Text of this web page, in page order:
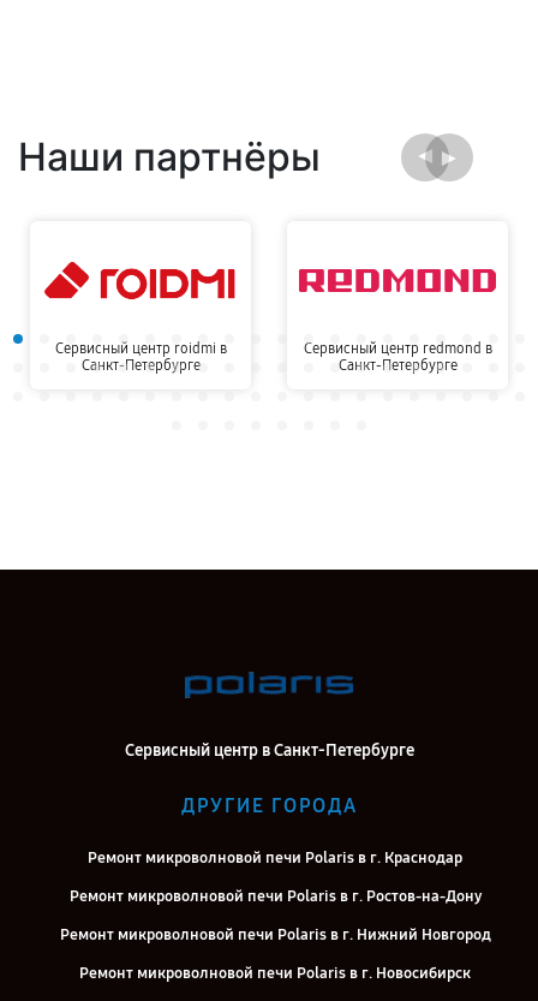
Наши партнёры
Сервисный центр roidmi в
Санкт-Петербурге
Сервисный центр redmond в
Санкт-Петербурге
Сервисный центр в Санкт-Петербурге
ДРУГИЕ ГОРОДА
Ремонт микроволновой печи Polaris в г. Краснодар
Ремонт микроволновой печи Polaris в г. Ростов-на-Дону
Ремонт микроволновой печи Polaris в г. Нижний Новгород
Ремонт микроволновой печи Polaris в г. Новосибирск